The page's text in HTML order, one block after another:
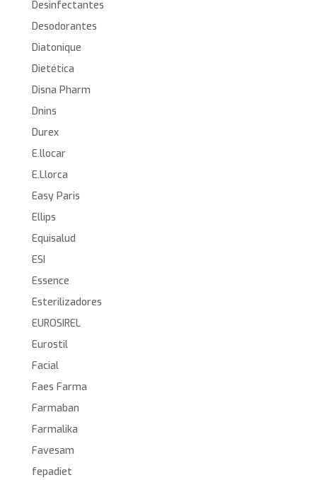
Desinfectantes
Desodorantes
Diatonique
Dietética
Disna Pharm
Dnins
Durex
E.llocar
E.Llorca
Easy Paris
Ellips
Equisalud
ESI
Essence
Esterilizadores
EUROSIREL
Eurostil
Facial
Faes Farma
Farmaban
Farmalika
Favesam
fepadiet